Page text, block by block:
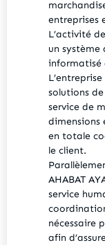
entreprises
L’activité
un
informatisé
solutions
service de
dimensions
en totale
le client.
AHABAT
service
nécessaire
afin